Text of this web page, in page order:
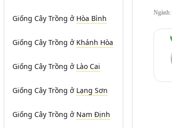
Giống Cây Trồng ở Hòa Bình
Giống Cây Trồng ở Khánh Hòa
Giống Cây Trồng ở Lào Cai
Giống Cây Trồng ở Lạng Sơn
Giống Cây Trồng ở Nam Định
Ngành: